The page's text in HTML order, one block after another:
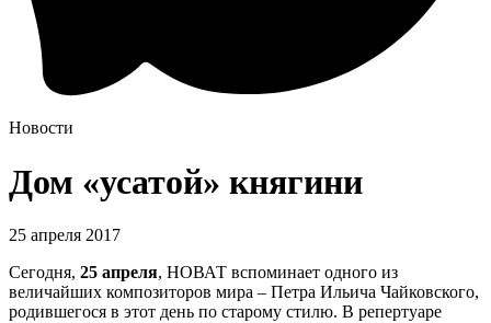
Новости
Дом «усатой» княгини
25 апреля 2017
Сегодня, 25 апреля, НОВАТ вспоминает одного из
величайших композиторов мира – Петра Ильича Чайковского,
родившегося в этот день по старому стилю. В репертуаре